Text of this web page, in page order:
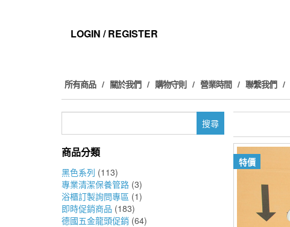
LOGIN / REGISTER
所有商品 關於我們 購物守則 營業時間 聯繫我們
鍵
商品分類
黑色系列 (113)
專業清潔保養管路 (3)
浴櫃訂製詢問專區 (1)
即時促銷商品 (183)
德國五金龍頭促銷 (64)
特價